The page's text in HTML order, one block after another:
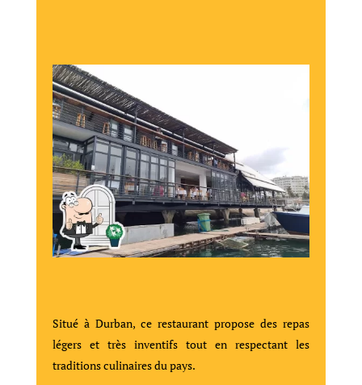
Situé à Durban, ce restaurant propose des repas
légers et très inventifs tout en respectant les
traditions culinaires du pays.